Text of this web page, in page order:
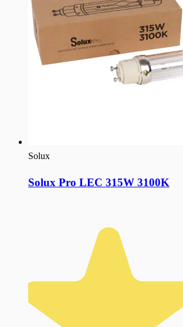
Solux
Solux Pro LEC 315W 3100K